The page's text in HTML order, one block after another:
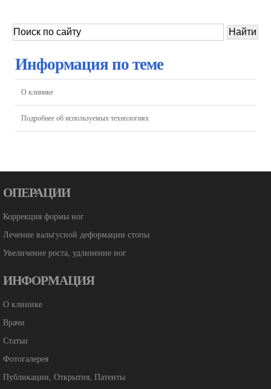
Информация по теме
О клинике
Подробнее об используемых технологиях
ОПЕРАЦИИ
Коррекция формы ног
Лечение вальгусной деформации стопы
Увеличение роста, удлинение ног
ИНФОРМАЦИЯ
О клинике
Врачи
Статьи
Фотогалерея
Публикации, Открытия, Патенты